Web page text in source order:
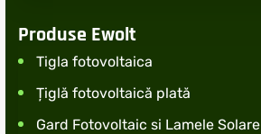
Produse Ewolt
Tigla fotovoltaica
Țiglă fotovoltaică plată
Gard Fotovoltaic si Lamele Solare